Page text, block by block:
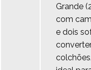
Grande
com
e dois